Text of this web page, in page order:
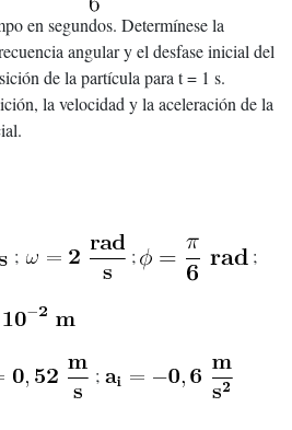
en segundos. Determínese la
angular y el desfase inicial del
de la partícula para t = 1 s.
la velocidad y la aceleración de la
; ; ;
;